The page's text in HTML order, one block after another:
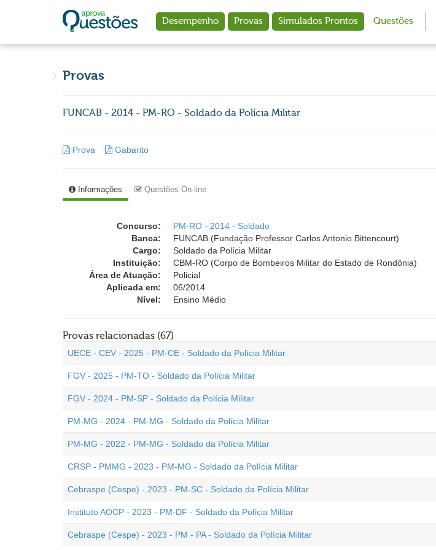
Desempenho Provas Simulados Prontos Questões
Provas
FUNCAB - 2014 - PM-RO - Soldado da Polícia Militar
Prova Gabarito
Informações Questões On-line
Concurso:
PM-RO - 2014 - Soldado
Banca:
FUNCAB (Fundação Professor Carlos Antonio Bittencourt)
Cargo:
Soldado da Polícia Militar
Instituição:
CBM-RO (Corpo de Bombeiros Militar do Estado de Rondônia)
Área de Atuação:
Policial
Aplicada em:
06/2014
Nível:
Ensino Médio
Provas relacionadas (67)
UECE - CEV - 2025 - PM-CE - Soldado da Polícia Militar
FGV - 2025 - PM-TO - Soldado da Polícia Militar
FGV - 2024 - PM-SP - Soldado da Polícia Militar
PM-MG - 2024 - PM-MG - Soldado da Polícia Militar
PM-MG - 2022 - PM-MG - Soldado da Polícia Militar
CRSP - PMMG - 2023 - PM-MG - Soldado da Polícia Militar
Cebraspe (Cespe) - 2023 - PM-SC - Soldado da Polícia Militar
Instituto AOCP - 2023 - PM-DF - Soldado da Polícia Militar
Cebraspe (Cespe) - 2023 - PM - PA - Soldado da Polícia Militar